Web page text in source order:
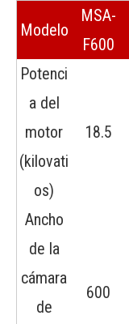
Modelo
MSA-
F600
Potenci
a del
motor
(kilovati
os)
18.5
Ancho
de la
cámara
de
600